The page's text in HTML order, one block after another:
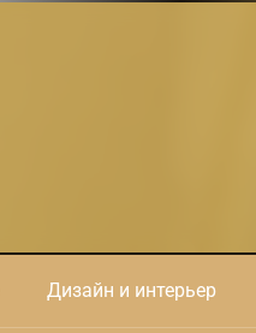
Дизайн и интерьер